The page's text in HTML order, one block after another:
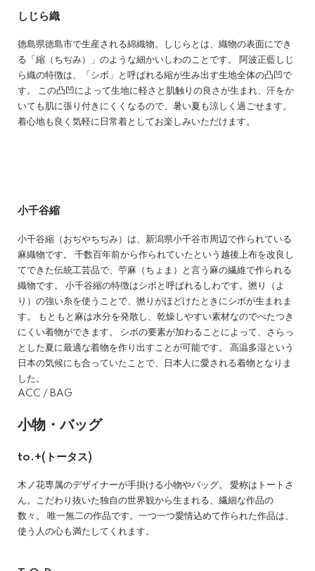
しじら織
徳島県徳島市で生産される綿織物。しじらとは、織物の表面にでき
る「縮（ちぢみ）」のような細かいしわのことです。 阿波正藍しじ
ら織の特徴は、「シボ」と呼ばれる縮が生み出す生地全体の凸凹で
す。 この凸凹によって生地に軽さと肌触りの良さが生まれ、汗をか
いても肌に張り付きにくくなるので、暑い夏も涼しく過ごせます。
着心地も良く気軽に日常着としてお楽しみいただけます。
小千谷縮
小千谷縮（おぢやちぢみ）は、新潟県小千谷市周辺で作られている
麻織物です。 千数百年前から作られていたという越後上布を改良し
てできた伝統工芸品で、苧麻（ちょま）と言う麻の繊維で作られる
織物です。 小千谷縮の特徴はシボと呼ばれるしわです。撚り（よ
り）の強い糸を使うことで、撚りがほどけたときにシボが生まれま
す。 もともと麻は水分を発散し、乾燥しやすい素材なのでべたつき
にくい着物ができます。 シボの要素が加わることによって、さらっ
とした夏に最適な着物を作り出すことが可能です。 高温多湿という
日本の気候にも合っていたことで、日本人に愛される着物となりま
した。
ACC / BAG
小物・バッグ
to.+(トータス)
木ノ花専属のデザイナーが手掛ける小物やバッグ。 愛称はトートさ
ん。こだわり抜いた独自の世界観から生まれる、繊細な作品の
数々。 唯一無二の作品です。一つ一つ愛情込めて作られた作品は、
使う人の心も満たしてくれます。